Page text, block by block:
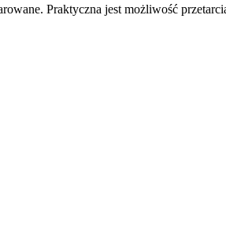
Praktyczna jest możliwość